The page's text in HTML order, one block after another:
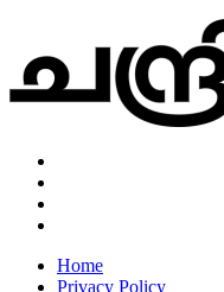
Home
Privacy Policy